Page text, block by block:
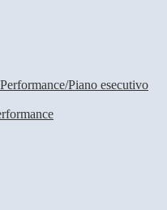
Piano esecutivo